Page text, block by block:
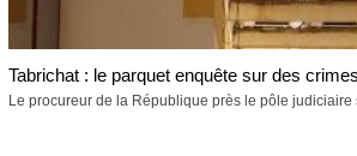
Tabrichat : le parquet enquête sur des
Le procureur de la République près le pôle judiciaire